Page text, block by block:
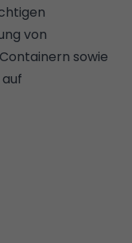
von
sowie